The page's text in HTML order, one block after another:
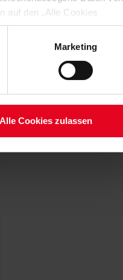
auf den „Alle Cookies
Verarbeitung Ihrer
Art. 6 Abs. 1 lit. a DSGVO
Ihre etwaig erteilten
Marketing
Alle Cookies zulassen